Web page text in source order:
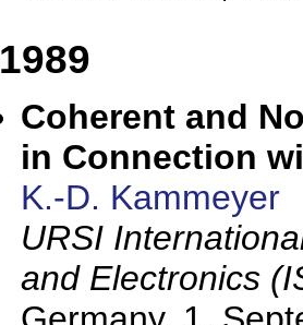
1989
Coherent and
in Connection
K.-D. Kammeyer
URSI
and Electronics